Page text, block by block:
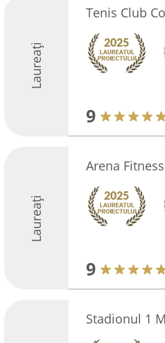
Laureați
Tenis Club
9
Laureați
Arena
9
Stadionul 1